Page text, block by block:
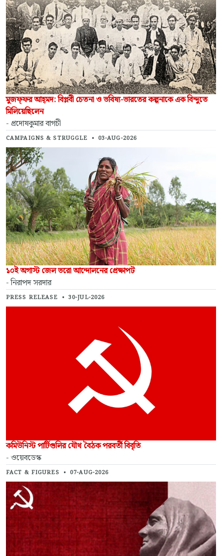
মুজফ্‌ফর আহ্‌মদ: বিপ্লবী চেতনা ও ভবিষ্য-ভারতের কল্পনাকে এক বিন্দুতে
মিলিয়েছিলেন
- প্রদোষকুমার বাগচী
CAMPAIGNS & STRUGGLE • 03-AUG-2026
১০ই অগাস্ট জেল ভরো আন্দোলনের প্রেক্ষাপট
- নিরাপদ সরদার
PRESS RELEASE • 30-JUL-2026
কমিউনিস্ট পার্টিগুলির যৌথ বৈঠক পরবর্তী বিবৃতি
- ওয়েবডেস্ক
FACT & FIGURES • 07-AUG-2026